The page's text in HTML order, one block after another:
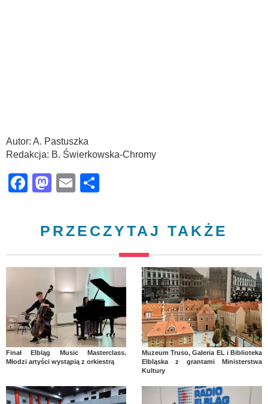
Autor: A. Pastuszka
Redakcja: B. Świerkowska-Chromy
Facebook
Mastodon
Email
PRZECZYTAJ TAKŻE
Finał Elbląg Music Masterclass.
Młodzi artyści wystąpią z orkiestrą
Muzeum Truso, Galeria EL i Biblioteka
Elbląska z grantami Ministerstwa
Kultury